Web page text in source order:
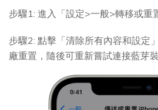
步驟1: 進入「設定>一般>轉移或重
步驟2: 點擊「清除所有內容和設定
廠重置，隨後可重新嘗試連接藍芽裝